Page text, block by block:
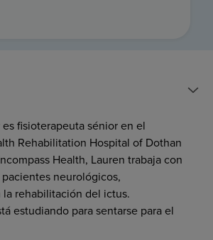
fisioterapeuta sénior en el
Rehabilitation Hospital of Dothan
Health, Lauren trabaja con
neurológicos,
rehabilitación del ictus.
estudiando para sentarse para el